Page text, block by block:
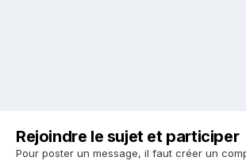
Rejoindre le sujet et participer
Pour poster un message, il faut créer un